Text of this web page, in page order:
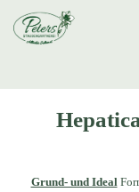
Grund- und Ideal